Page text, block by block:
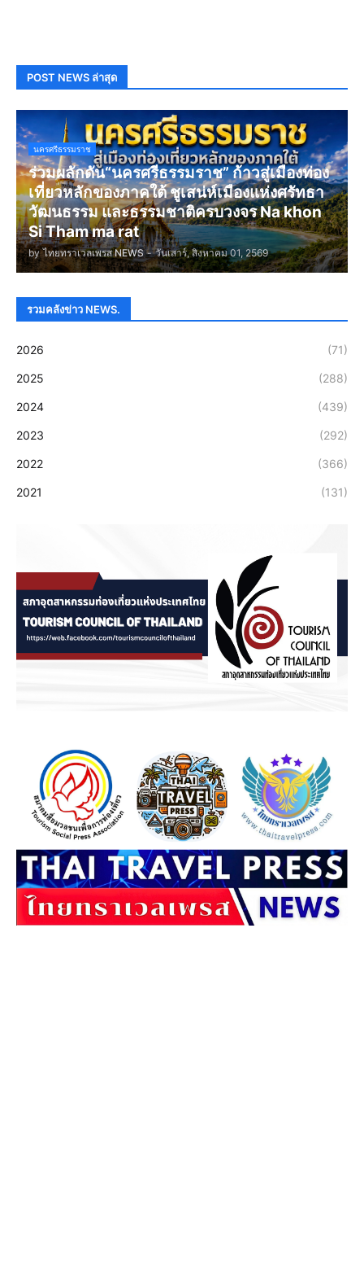
POST NEWS ล่าสุด
นครศรีธรรมราช
ร่วมผลักดัน“นครศรีธรรมราช” ก้าวสู่เมืองท่อง
เที่ยวหลักของภาคใต้ ชูเสน่ห์เมืองแห่งศรัทธา
วัฒนธรรม และธรรมชาติครบวงจร Na khon
Si Tham ma rat
by ไทยทราเวลเพรส NEWS - วันเสาร์, สิงหาคม 01, 2569
รวมคลังข่าว NEWS.
2026 (71)
2025 (288)
2024 (439)
2023 (292)
2022 (366)
2021 (131)